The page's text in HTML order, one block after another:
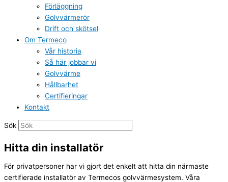
Förläggning
Golvvärmerör
Drift och skötsel
Om Termeco
Vår historia
Så här jobbar vi
Golvvärme
Hållbarhet
Certifieringar
Kontakt
Sök
Hitta din installatör
För privatpersoner har vi gjort det enkelt att hitta din närmaste
certifierade installatör av Termecos golvvärmesystem. Våra